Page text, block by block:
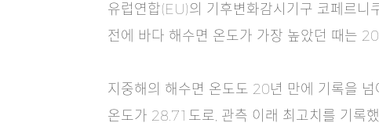
유럽연합(EU)의 기후변화감시기구 코페르
전에 바다 해수면 온도가 가장 높았던 때는
지중해의 해수면 온도도 20년 만에 기록을
온도가 28.71도로, 관측 이래 최고치를 기록